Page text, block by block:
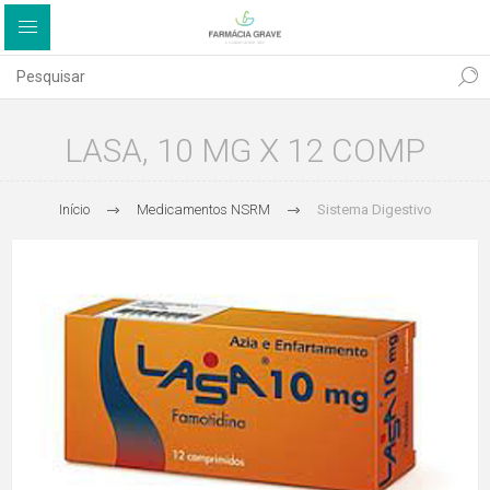
LASA, 10 MG X 12 COMP
Início Medicamentos NSRM Sistema Digestivo